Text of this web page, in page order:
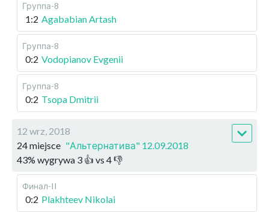
Группа-8
1:2 Agababian Artash
Группа-8
0:2 Vodopianov Evgenii
Группа-8
0:2 Tsopa Dmitrii
12 wrz, 2018
24 miejsce "Альтернатива" 12.09.2018
43% wygrywa 3 👍 vs 4👎
Финал-II
0:2 Plakhteev Nikolai